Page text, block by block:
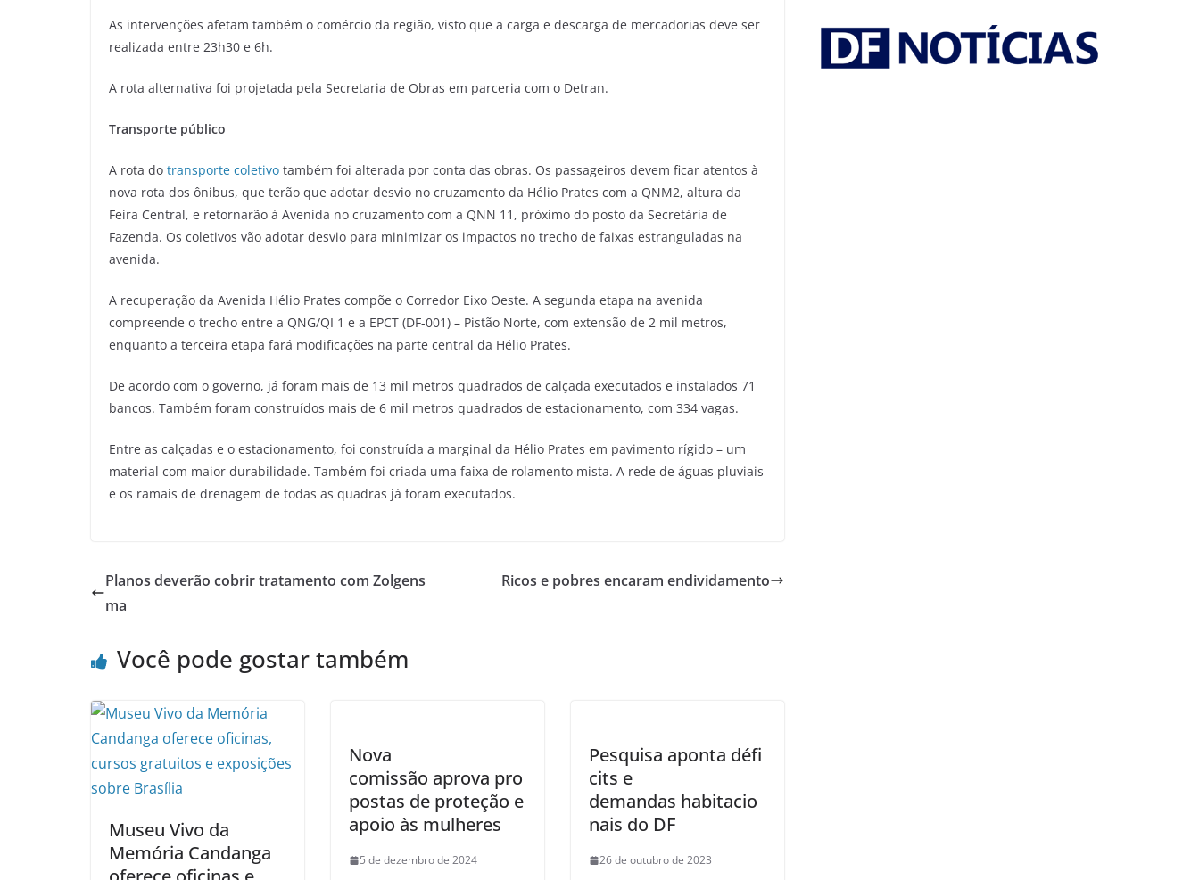
As intervenções afetam também o comércio da região, visto que a carga e descarga de mercadorias deve ser
realizada entre 23h30 e 6h.
A rota alternativa foi projetada pela Secretaria de Obras em parceria com o Detran.
Transporte público
A rota do transporte coletivo também foi alterada por conta das obras. Os passageiros devem ficar atentos à
nova rota dos ônibus, que terão que adotar desvio no cruzamento da Hélio Prates com a QNM2, altura da
Feira Central, e retornarão à Avenida no cruzamento com a QNN 11, próximo do posto da Secretária de
Fazenda. Os coletivos vão adotar desvio para minimizar os impactos no trecho de faixas estranguladas na
avenida.
A recuperação da Avenida Hélio Prates compõe o Corredor Eixo Oeste. A segunda etapa na avenida
compreende o trecho entre a QNG/QI 1 e a EPCT (DF-001) – Pistão Norte, com extensão de 2 mil metros,
enquanto a terceira etapa fará modificações na parte central da Hélio Prates.
De acordo com o governo, já foram mais de 13 mil metros quadrados de calçada executados e instalados 71
bancos. Também foram construídos mais de 6 mil metros quadrados de estacionamento, com 334 vagas.
Entre as calçadas e o estacionamento, foi construída a marginal da Hélio Prates em pavimento rígido – um
material com maior durabilidade. Também foi criada uma faixa de rolamento mista. A rede de águas pluviais
e os ramais de drenagem de todas as quadras já foram executados.
Planos deverão cobrir tratamento com Zolgens
ma
Ricos e pobres encaram endividamento
Você pode gostar também
Museu Vivo da
Memória Candanga
Nova
comissão aprova pro
postas de proteção e
apoio às mulheres
5 de dezembro de 2024
Pesquisa aponta défi
cits e
demandas habitacio
nais do DF
26 de outubro de 2023